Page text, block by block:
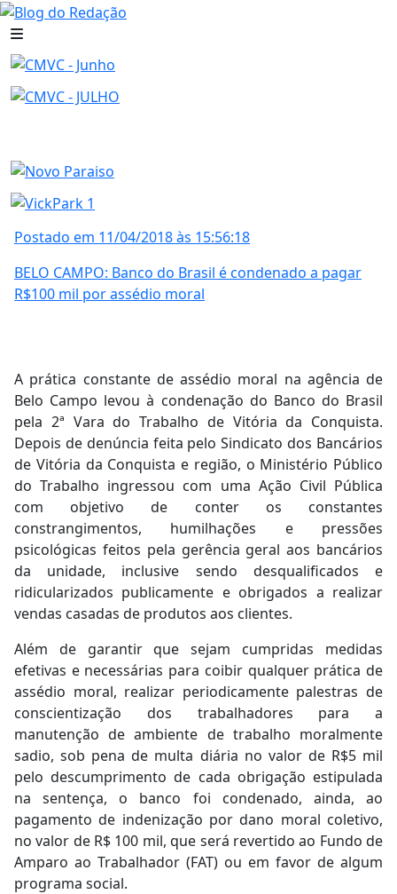
Postado em 11/04/2018 às 15:56:18
BELO CAMPO: Banco do Brasil é condenado a pagar
R$100 mil por assédio moral
A prática constante de assédio moral na agência de
Belo Campo levou à condenação do Banco do Brasil
pela 2ª Vara do Trabalho de Vitória da Conquista.
Depois de denúncia feita pelo Sindicato dos Bancários
de Vitória da Conquista e região, o Ministério Público
do Trabalho ingressou com uma Ação Civil Pública
com objetivo de conter os constantes
constrangimentos, humilhações e pressões
psicológicas feitos pela gerência geral aos bancários
da unidade, inclusive sendo desqualificados e
ridicularizados publicamente e obrigados a realizar
vendas casadas de produtos aos clientes.
Além de garantir que sejam cumpridas medidas
efetivas e necessárias para coibir qualquer prática de
assédio moral, realizar periodicamente palestras de
conscientização dos trabalhadores para a
manutenção de ambiente de trabalho moralmente
sadio, sob pena de multa diária no valor de R$5 mil
pelo descumprimento de cada obrigação estipulada
na sentença, o banco foi condenado, ainda, ao
pagamento de indenização por dano moral coletivo,
no valor de R$ 100 mil, que será revertido ao Fundo de
Amparo ao Trabalhador (FAT) ou em favor de algum
programa social.